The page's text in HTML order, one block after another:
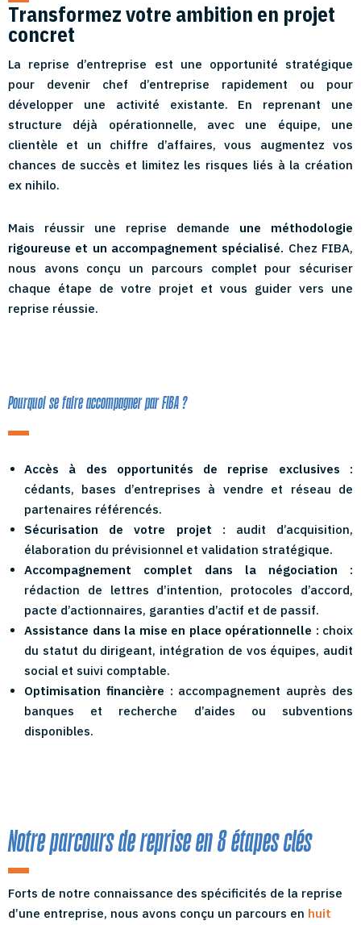
Transformez votre ambition en projet
concret
La reprise d’entreprise est une opportunité stratégique
pour devenir chef d’entreprise rapidement ou pour
développer une activité existante. En reprenant une
structure déjà opérationnelle, avec une équipe, une
clientèle et un chiffre d’affaires, vous augmentez vos
chances de succès et limitez les risques liés à la création
ex nihilo.
Mais réussir une reprise demande une méthodologie
rigoureuse et un accompagnement spécialisé. Chez FIBA,
nous avons conçu un parcours complet pour sécuriser
chaque étape de votre projet et vous guider vers une
reprise réussie.
Pourquoi se faire accompagner par FIBA ?
Accès à des opportunités de reprise exclusives :
cédants, bases d’entreprises à vendre et réseau de
partenaires référencés.
Sécurisation de votre projet : audit d’acquisition,
élaboration du prévisionnel et validation stratégique.
Accompagnement complet dans la négociation :
rédaction de lettres d’intention, protocoles d’accord,
pacte d’actionnaires, garanties d’actif et de passif.
Assistance dans la mise en place opérationnelle : choix
du statut du dirigeant, intégration de vos équipes, audit
social et suivi comptable.
Optimisation financière : accompagnement auprès des
banques et recherche d’aides ou subventions
disponibles.
Notre parcours de reprise en 8 étapes clés
Forts de notre connaissance des spécificités de la reprise
d’une entreprise, nous avons conçu un parcours en huit